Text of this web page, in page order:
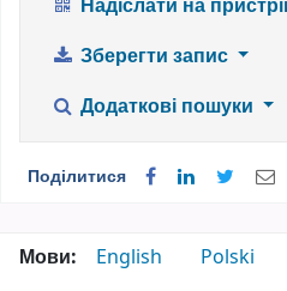
Надіслати на
Зберегти запис
Додаткові пошуки
Поділитися
Мови:
English Polski